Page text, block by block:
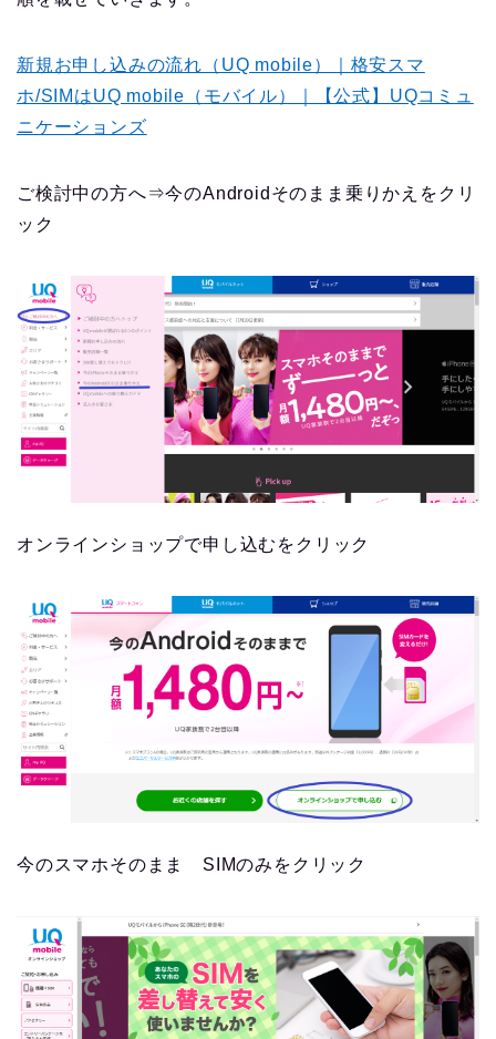
新規お申し込みの流れ（UQ mobile）｜格安スマ
ホ/SIMはUQ mobile（モバイル）｜【公式】UQコミュ
ニケーションズ
ご検討中の方へ⇒今のAndroidそのまま乗りかえをクリ
ック
オンラインショップで申し込むをクリック
今のスマホそのまま SIMのみをクリック